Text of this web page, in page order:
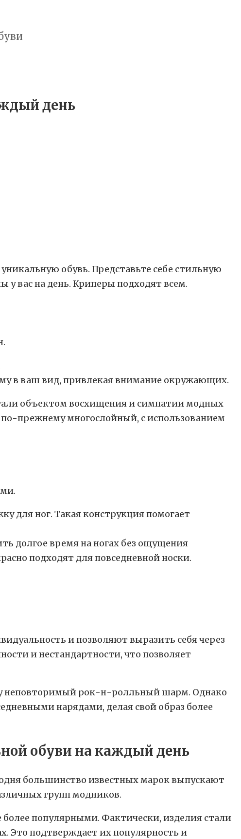
день
обувь. Представьте себе стильную
вас на день. Криперы подходят всем.
в ваш вид, привлекая внимание окружающих.
объектом восхищения и симпатии модных
прежнему многослойный, с использованием
для ног. Такая конструкция помогает
долгое время на ногах без ощущения
подходят для повседневной носки.
и позволяют выразить себя через
и нестандартности, что позволяет
неповторимый рок-н-ролльный шарм. Однако
нарядами, делая свой образ более
большинство известных марок выпускают
групп модников.
популярными. Фактически, изделия стали
Это подтверждает их популярность и